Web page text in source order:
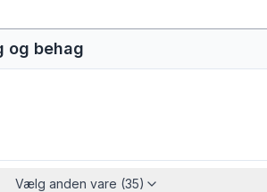
og behag
Vælg anden vare (35)